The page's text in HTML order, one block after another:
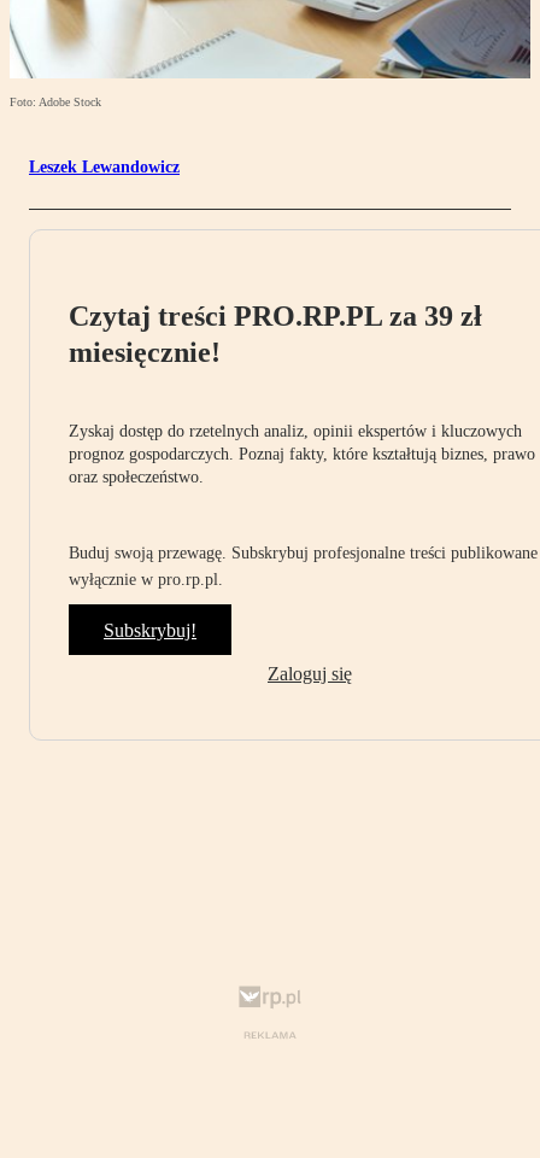
Foto: Adobe Stock
Leszek Lewandowicz
Czytaj treści PRO.RP.PL za 39 zł
miesięcznie!
Zyskaj dostęp do rzetelnych analiz, opinii ekspertów i kluczowych
prognoz gospodarczych. Poznaj fakty, które kształtują biznes, prawo
oraz społeczeństwo.
Buduj swoją przewagę. Subskrybuj profesjonalne treści publikowane
wyłącznie w pro.rp.pl.
Subskrybuj!
Zaloguj się